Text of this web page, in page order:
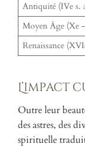
Antiquité (IVe s.
Moyen Âge (Xe
Renaissance
Outre leur
des astres, des
spirituelle